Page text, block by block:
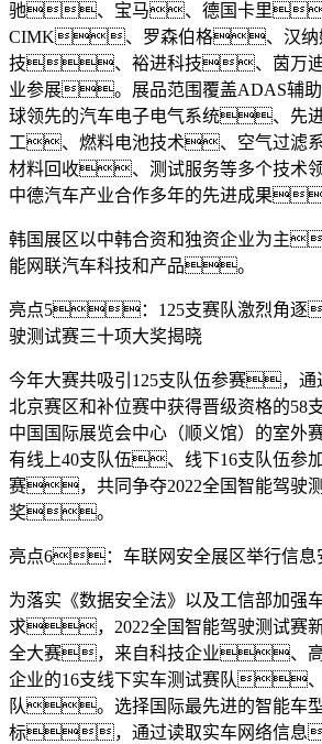
驰、宝马、德国卡里
CIMK、罗森伯格、汉纳
技、裕进科技、茵万迪
业参展。展品范围覆盖ADAS辅
球领先的汽车电子电气系统、先
工、燃料电池技术、空气过
材料回收、测试服务等多个技术
中德汽车产业合作多年的先进成果
韩国展区以中韩合资和独资企业为主
能网联汽车科技和产品。
亮点5：125支赛队激烈角逐
驶测试赛三十项大奖揭晓
今年大赛共吸引125支队伍参赛，
北京赛区和补位赛中获得晋级资格的
中国国际展览会中心（顺义馆）的室
有线上40支队伍、线下16支队伍参
赛，共同争夺2022全国智能驾驶
奖。
亮点6：车联网安全展区举行信息
为落实《数据安全法》以及工信部加强
求，2022全国智能驾驶测试赛
全大赛，来自科技企业、
企业的16支线下实车测试赛队、
队。选择国际最先进的智能车
标，通过读取实车网络信息